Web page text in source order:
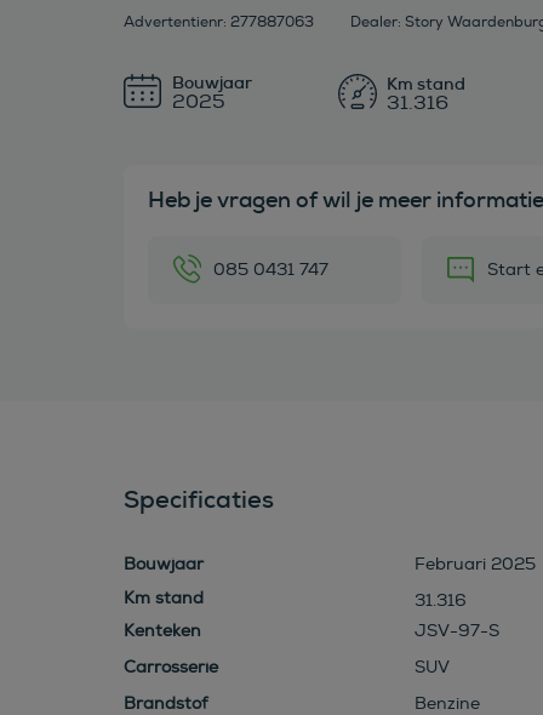
Advertentienr: 277887063 Dealer: Story
Bouwjaar
2025 31.316
Heb je vragen of wil je meer
085 0431 747 Start
Specificaties
Bouwjaar
Februari 2025
31.316
Kenteken
JSV-97-S
Carrosserie
SUV
Brandstof
Benzine